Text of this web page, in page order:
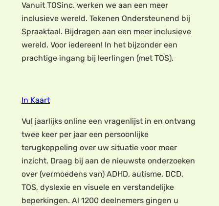
Vanuit TOSinc. werken we aan een meer
inclusieve wereld. Tekenen Ondersteunend bij
Spraaktaal. Bijdragen aan een meer inclusieve
wereld. Voor iedereen! In het bijzonder een
prachtige ingang bij leerlingen (met TOS).
In Kaart
Vul jaarlijks online een vragenlijst in en ontvang
twee keer per jaar een persoonlijke
terugkoppeling over uw situatie voor meer
inzicht. Draag bij aan de nieuwste onderzoeken
over (vermoedens van) ADHD, autisme, DCD,
TOS, dyslexie en visuele en verstandelijke
beperkingen. Al 1200 deelnemers gingen u